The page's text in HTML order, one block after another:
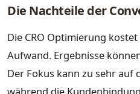
Die Nachteile der
Die CRO Optimierung
Aufwand. Ergebnisse
Der Fokus kann zu sehr
während die